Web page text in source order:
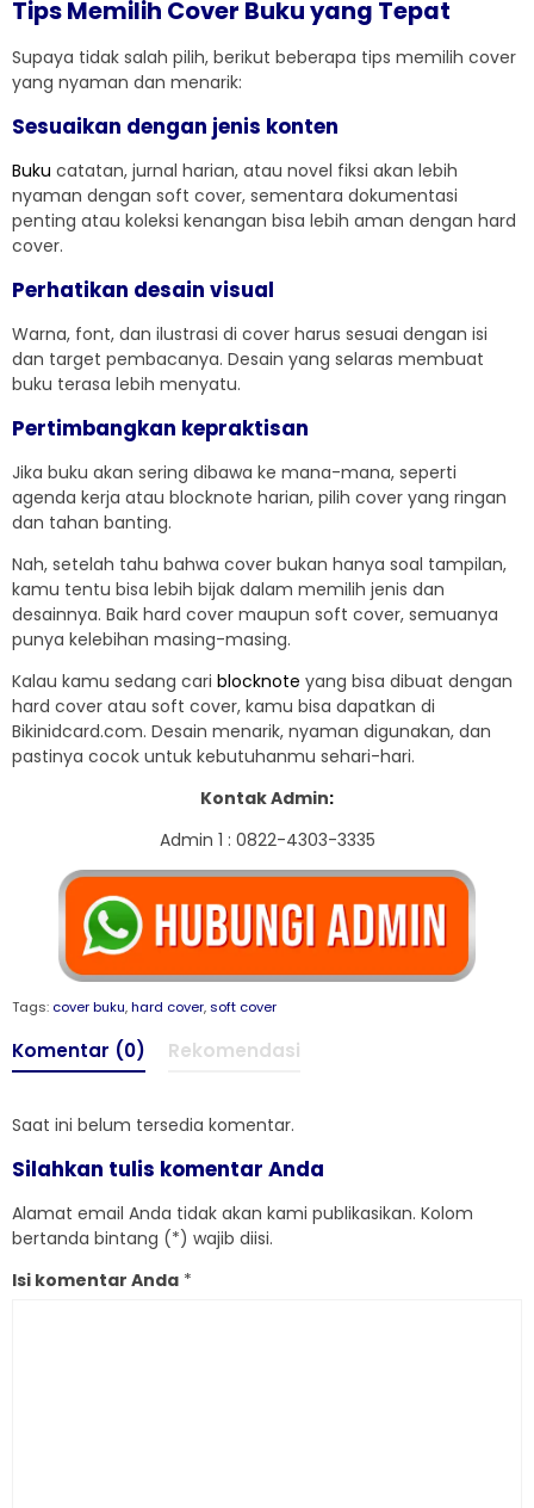
Tips Memilih Cover Buku yang Tepat
Supaya tidak salah pilih, berikut beberapa tips memilih cover
yang nyaman dan menarik:
Sesuaikan dengan jenis konten
Buku catatan, jurnal harian, atau novel fiksi akan lebih
nyaman dengan soft cover, sementara dokumentasi
penting atau koleksi kenangan bisa lebih aman dengan hard
cover.
Perhatikan desain visual
Warna, font, dan ilustrasi di cover harus sesuai dengan isi
dan target pembacanya. Desain yang selaras membuat
buku terasa lebih menyatu.
Pertimbangkan kepraktisan
Jika buku akan sering dibawa ke mana-mana, seperti
agenda kerja atau blocknote harian, pilih cover yang ringan
dan tahan banting.
Nah, setelah tahu bahwa cover bukan hanya soal tampilan,
kamu tentu bisa lebih bijak dalam memilih jenis dan
desainnya. Baik hard cover maupun soft cover, semuanya
punya kelebihan masing-masing.
Kalau kamu sedang cari blocknote yang bisa dibuat dengan
hard cover atau soft cover, kamu bisa dapatkan di
Bikinidcard.com. Desain menarik, nyaman digunakan, dan
pastinya cocok untuk kebutuhanmu sehari-hari.
Kontak Admin:
Admin 1 : 0822-4303-3335
Tags: cover buku,hard cover,soft cover
Komentar (0) Rekomendasi
Saat ini belum tersedia komentar.
Silahkan tulis komentar Anda
Alamat email Anda tidak akan kami publikasikan. Kolom
bertanda bintang (*) wajib diisi.
Isi komentar Anda *